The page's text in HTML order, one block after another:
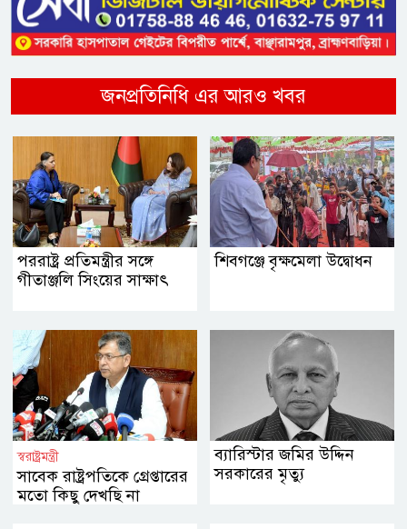
জনপ্রতিনিধি এর আরও খবর
পররাষ্ট্র প্রতিমন্ত্রীর সঙ্গে
গীতাঞ্জলি সিংয়ের সাক্ষাৎ
শিবগঞ্জে বৃক্ষমেলা উদ্বোধন
স্বরাষ্ট্রমন্ত্রী
সাবেক রাষ্ট্রপতিকে গ্রেপ্তারের
মতো কিছু দেখছি না
ব্যারিস্টার জমির উদ্দিন
সরকারের মৃত্যু